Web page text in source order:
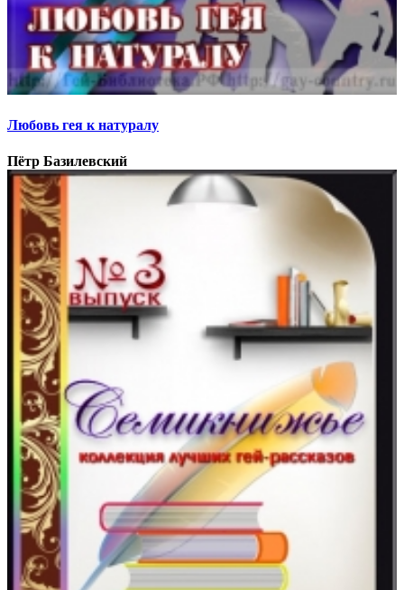
Любовь гея к натуралу
Пётр Базилевский